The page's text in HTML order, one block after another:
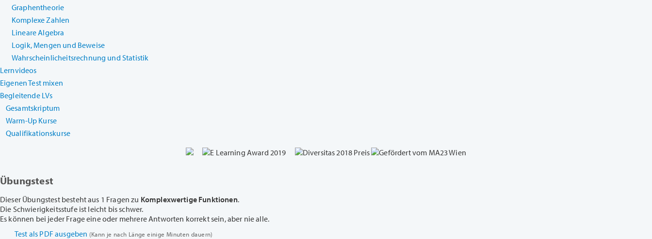
Graphentheorie
Komplexe Zahlen
Lineare Algebra
Logik, Mengen und Beweise
Wahrscheinlicheitsrechnung und Statistik
Lernvideos
Eigenen Test mixen
Begleitende LVs
Gesamtskriptum
Warm-Up Kurse
Qualifikationskurse
Übungstest
Dieser Übungstest besteht aus 1 Fragen zu Komplexwertige Funktionen.
Die Schwierigkeitsstufe ist leicht bis schwer.
Es können bei jeder Frage eine oder mehrere Antworten korrekt sein, aber nie alle.
Test als PDF ausgeben (Kann je nach Länge einige Minuten dauern)